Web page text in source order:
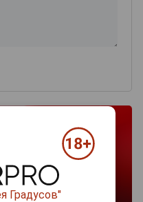
Градусов"